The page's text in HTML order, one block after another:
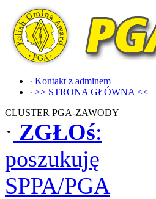
· Kontakt z adminem
· >> STRONA GŁÓWNA <<
CLUSTER PGA-ZAWODY
· ZGŁOś:
poszukuję
SPPA/PGA